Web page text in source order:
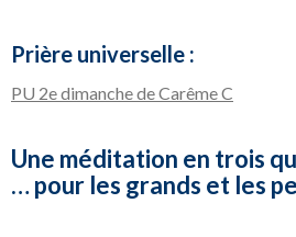
Prière universelle :
PU 2e dimanche de Carême C
Une méditation en trois
… pour les grands et les